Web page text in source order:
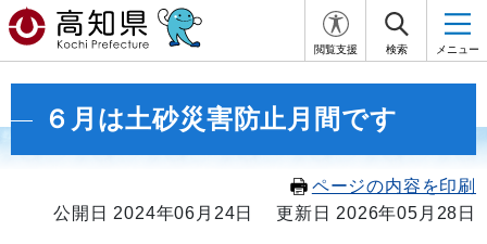
閲覧支援 検索 メニュー
６月は土砂災害防止月間です
ページの内容を印刷
公開日 2024年06月24日
更新日 2026年05月28日